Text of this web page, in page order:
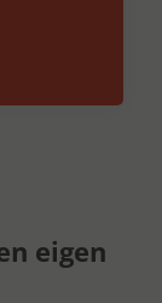
eigen